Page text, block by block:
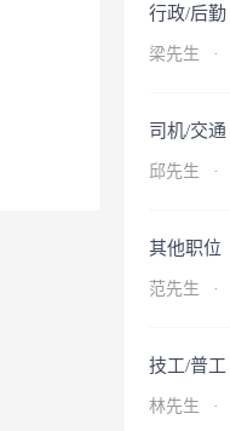
行政/后勤
梁先生 ·
司机/交通
邱先生 ·
其他职位
范先生 ·
技工/普工
林先生 ·